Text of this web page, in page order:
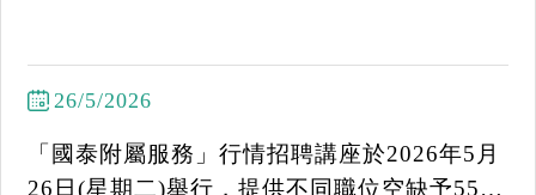
26/5/2026
「國泰附屬服務」行情招聘講座於2026年5月
26日(星期二)舉行，提供不同職位空缺予55